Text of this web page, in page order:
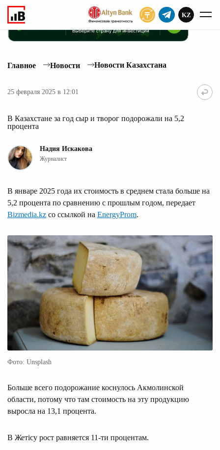
KZ
Главное Новости Новости Казахстана
25 февраля 2025 в 12:01
В Казахстане за год сыр и творог подорожали на 5,2
процента
Надия Искакова
Журналист
В январе 2025 года их стоимость в среднем стала больше на
5,2 процента по сравнению с прошлым годом, передает
Bizmedia.kz со ссылкой на EnergyProm.
Фото: Unsplash
Больше всего подорожание коснулось Акмолинской
области, потому что там стоимость на эту продукцию
выросла на 13,1 процента.
В Жетісу рост равняется 11-ти процентам.